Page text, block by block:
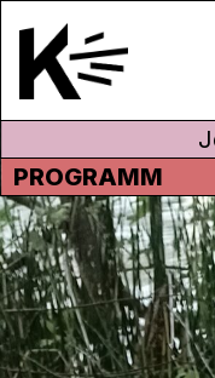
PROGRAMM
#30 DE
BAUM